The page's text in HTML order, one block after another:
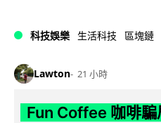
科技娛樂 生活科技 區塊鏈
Lawton 21 小時
Fun Coffee 咖啡